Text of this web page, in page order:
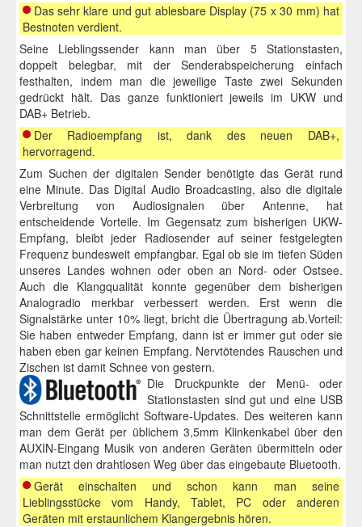
Multimedia
MP3-Player
Projektoren
Radios
Soundanlagen
Video-TV
Telefon-Mobiles
Headsets
Mobile Sound
Schnurlos-Telefone
Mobil-Telefone
Smartphones
Wellness
Fitnessgeräte
Das sehr klare und gut ablesbare Display (75 x 30 mm) hat
Bestnoten verdient.
Seine Lieblingssender kann man über 5 Stationstasten,
doppelt belegbar, mit der Senderabspeicherung einfach
festhalten, indem man die jeweilige Taste zwei Sekunden
gedrückt hält. Das ganze funktioniert jeweils im UKW und
DAB+ Betrieb.
Der Radioempfang ist, dank des neuen DAB+,
hervorragend.
Zum Suchen der digitalen Sender benötigte das Gerät rund
eine Minute. Das Digital Audio Broadcasting, also die digitale
Verbreitung von Audiosignalen über Antenne, hat
entscheidende Vorteile. Im Gegensatz zum bisherigen UKW-
Empfang, bleibt jeder Radiosender auf seiner festgelegten
Frequenz bundesweit empfangbar. Egal ob sie im tiefen Süden
unseres Landes wohnen oder oben an Nord- oder Ostsee.
Auch die Klangqualität konnte gegenüber dem bisherigen
Analogradio merkbar verbessert werden. Erst wenn die
Signalstärke unter 10% liegt, bricht die Übertragung ab.Vorteil:
Sie haben entweder Empfang, dann ist er immer gut oder sie
haben eben gar keinen Empfang. Nervtötendes Rauschen und
Zischen ist damit Schnee von gestern.
Die Druckpunkte der Menü- oder
Stationstasten sind gut und eine USB
Schnittstelle ermöglicht Software-Updates. Des weiteren kann
man dem Gerät per üblichem 3,5mm Klinkenkabel über den
AUXIN-Eingang Musik von anderen Geräten übermitteln oder
man nutzt den drahtlosen Weg über das eingebaute Bluetooth.
Gerät einschalten und schon kann man seine
Lieblingsstücke vom Handy, Tablet, PC oder anderen
Geräten mit erstaunlichem Klangergebnis hören.